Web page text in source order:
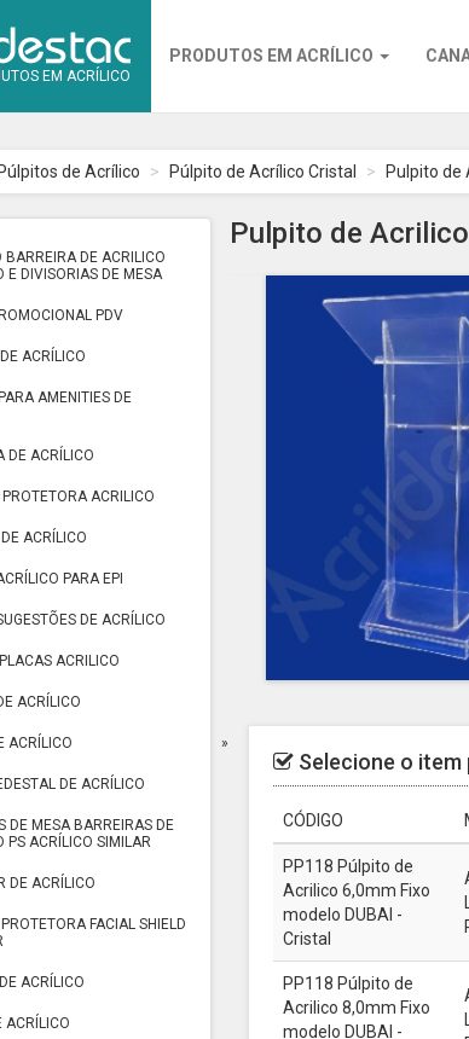
EM ACRÍLICO
PRODUTOS EM ACRÍLICO
Púlpitos de Acrílico Púlpito de Acrílico Cristal Pulpito de
BARREIRA DE ACRILICO
E DIVISORIAS DE MESA
PDV
ACRÍLICO
AMENITIES DE
DE ACRÍLICO
ACRILICO
ACRÍLICO
PARA EPI
DE ACRÍLICO
ACRILICO
ACRÍLICO
ACRÍLICO
DE ACRÍLICO
DE MESA BARREIRAS DE
PS ACRÍLICO SIMILAR
DE ACRÍLICO
FACIAL SHIELD
ACRÍLICO
ACRÍLICO
Pulpito de
Selecione o
CÓDIGO
PP118 Púlpito de
Acrilico 6,0mm Fixo
modelo DUBAI -
Cristal
PP118 Púlpito de
Acrilico 8,0mm Fixo
modelo DUBAI -